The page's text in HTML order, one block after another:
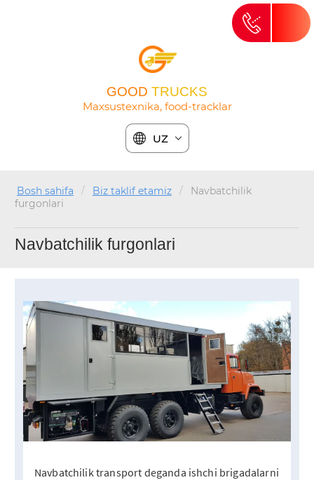
GOOD TRUCKS
Maxsustexnika, food-tracklar
UZ
Bosh sahifa / Biz taklif etamiz /
Navbatchilik
furgonlari
Navbatchilik furgonlari
Navbatchilik transport deganda ishchi brigadalarni